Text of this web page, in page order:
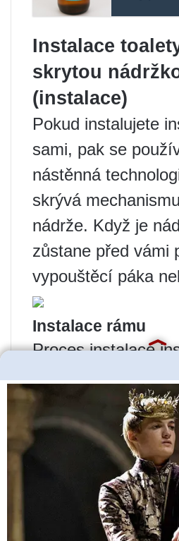
Instalace
skrytou
(instalace)
Pokud instalujete
sami, pak se
nástěnná
skrývá
nádrže. Když je
zůstane před vámi
vypouštěcí páka
Instalace rámu
Proces instalace
upevňovacími
nádrž připevníme k
rámu. Nyní je
se to udělalo,
utaženy. Takové
dodávány